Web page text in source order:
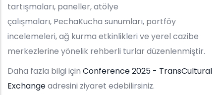
tartışmaları, paneller, atölye
çalışmaları, PechaKucha sunumları, portföy
incelemeleri, ağ kurma etkinlikleri ve yerel cazibe
merkezlerine yönelik rehberli turlar düzenlenmiştir.
Daha fazla bilgi için Conference 2025 - TransCultural
Exchangeadresini ziyaret edebilirsiniz.